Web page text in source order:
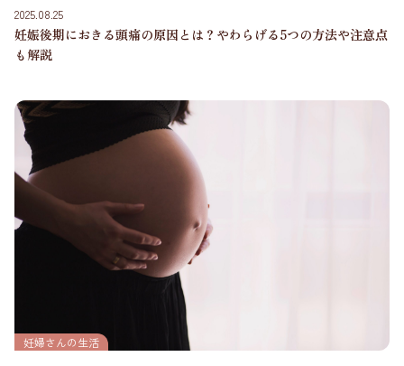
2025.08.25
妊娠後期におきる頭痛の原因とは？やわらげる5つの方法や注意点
も解説
妊婦さんの生活